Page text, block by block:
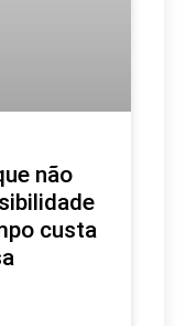
não
custa